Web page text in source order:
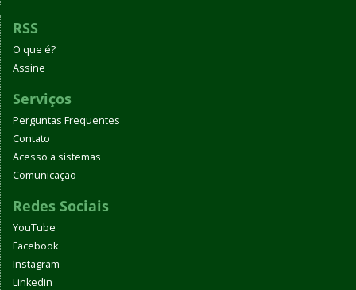
RSS
O que é?
Assine
Serviços
Perguntas Frequentes
Contato
Acesso a sistemas
Comunicação
Redes Sociais
YouTube
Facebook
Instagram
Linkedin